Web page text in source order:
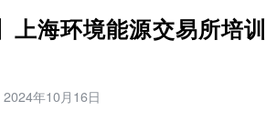
上海环境能源交易所培训
2024年10月16日